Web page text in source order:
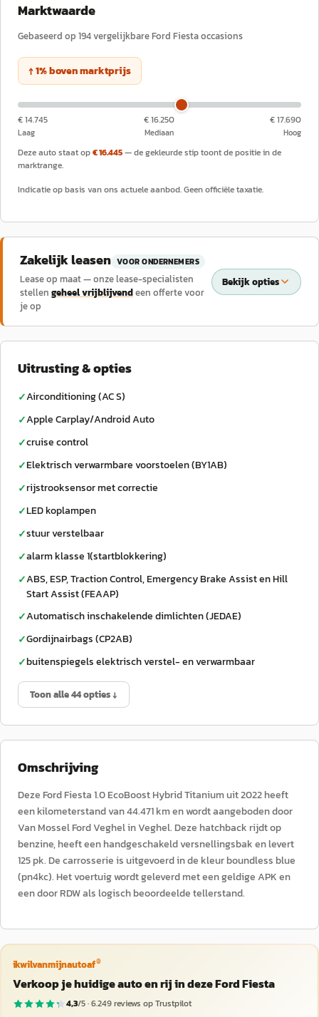
Marktwaarde
Gebaseerd op 194vergelijkbareFord Fiestaoccasions
↑1%bovenmarktprijs
€ 14.745
Laag
€ 16.250
Mediaan
€ 17.690
Hoog
Deze auto staat op€ 16.445— de gekleurde stip toont de positie in de
marktrange.
Indicatie op basis van ons actuele aanbod. Geen officiële taxatie.
Zakelijk leasen VOOR ONDERNEMERS
Lease op maat — onze lease-specialisten
stellen geheel vrijblijvendeen offerte voor
je op
Bekijk opties
Uitrusting & opties
✓Airconditioning (AC S)
✓Apple Carplay/Android Auto
✓cruise control
✓Elektrisch verwarmbare voorstoelen (BY1AB)
✓rijstrooksensor met correctie
✓LED koplampen
✓stuur verstelbaar
✓alarm klasse 1(startblokkering)
✓ABS, ESP, Traction Control, Emergency Brake Assist en Hill
Start Assist (FEAAP)
✓Automatisch inschakelende dimlichten (JEDAE)
✓Gordijnairbags (CP2AB)
✓buitenspiegels elektrisch verstel- en verwarmbaar
Toon alle 44 opties ↓
Omschrijving
Deze Ford Fiesta 1.0 EcoBoost Hybrid Titanium uit 2022 heeft
een kilometerstand van 44.471 km en wordt aangeboden door
Van Mossel Ford Veghel in Veghel. Deze hatchback rijdt op
benzine, heeft een handgeschakeld versnellingsbak en levert
125 pk. De carrosserie is uitgevoerd in de kleur boundless blue
(pn4kc). Het voertuig wordt geleverd met een geldige APK en
een door RDW als logisch beoordeelde tellerstand.
ikwilvanmijnautoaf®
Verkoop je huidige auto en rij in deze Ford Fiesta
4,3/5 ·6.249reviews op Trustpilot